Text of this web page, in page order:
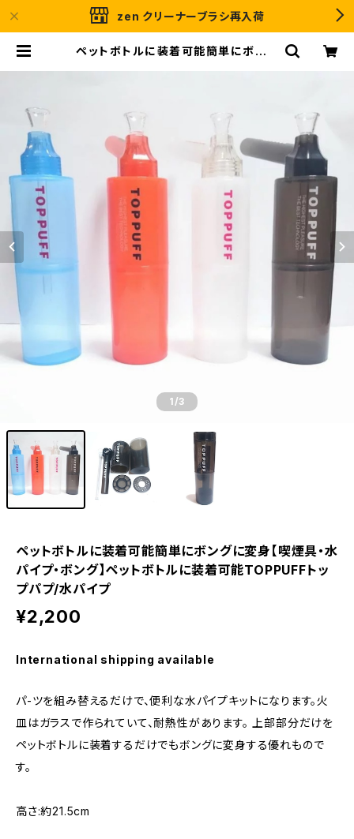
zen クリーナーブラシ再入荷
ペットボトルに装着可能簡単にボング
1/3
ペットボトルに装着可能簡単にボングに変身【喫煙具・水
パイプ・ボング】ペットボトルに装着可能TOPPUFFトッ
プパプ/水パイプ
¥2,200
International shipping available
パ-ツを組み替えるだけで、便利な水パイプキットになります。火
皿はガラスで作られていて、耐熱性があります。 上部部分だけを
ペットボトルに装着するだけでもボングに変身する優れもので
す。
高さ:約21.5cm